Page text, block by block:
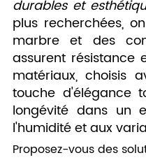
durables et
plus recherchées,
marbre et des
assurent résistance
matériaux, choisis
touche d'élégance
longévité dans un
l'humidité et aux
Proposez-vous des